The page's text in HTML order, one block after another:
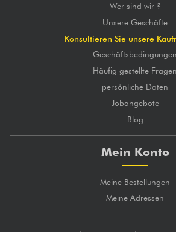
Wer sind wir ?
Unsere Geschäfte
Konsultieren Sie unsere
Geschäftsbedingungen
Häufig gestellte Fragen
persönliche Daten
Jobangebote
Blog
Mein Konto
Meine Bestellungen
Meine Adressen